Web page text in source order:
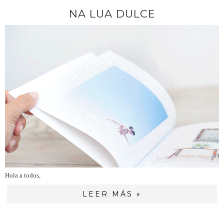
NA LUA DULCE
Hola a todos,
LEER MÁS »